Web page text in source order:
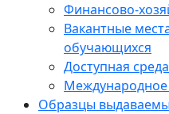
Финансово-
Вакантные
обучающихся
Доступная среда
Международное
Образцы